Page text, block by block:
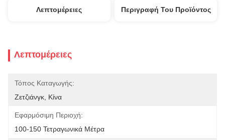
Λεπτομέρειες Περιγραφή Του Προϊόντος
Λεπτομέρειες
Τόπος Καταγωγής:
Ζετζιάνγκ, Κίνα
Εφαρμόσιμη Περιοχή:
100-150 Τετραγωνικά Μέτρα